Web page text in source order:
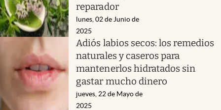
reparador
lunes, 02 de Junio de
2025
Adiós labios secos: los remedios
naturales y caseros para
mantenerlos hidratados sin
gastar mucho dinero
jueves, 22 de Mayo de
2025